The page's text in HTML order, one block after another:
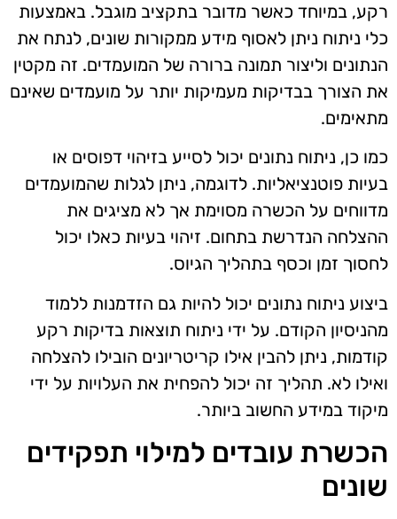
רקע, במיוחד כאשר מדובר בתקציב מוגבל. באמצעות
כלי ניתוח ניתן לאסוף מידע ממקורות שונים, לנתח את
הנתונים וליצור תמונה ברורה של המועמדים. זה מקטין
את הצורך בבדיקות מעמיקות יותר על מועמדים שאינם
מתאימים.
כמו כן, ניתוח נתונים יכול לסייע בזיהוי דפוסים או
בעיות פוטנציאליות. לדוגמה, ניתן לגלות שהמועמדים
מדווחים על הכשרה מסוימת אך לא מציגים את
ההצלחה הנדרשת בתחום. זיהוי בעיות כאלו יכול
לחסוך זמן וכסף בתהליך הגיוס.
ביצוע ניתוח נתונים יכול להיות גם הזדמנות ללמוד
מהניסיון הקודם. על ידי ניתוח תוצאות בדיקות רקע
קודמות, ניתן להבין אילו קריטריונים הובילו להצלחה
ואילו לא. תהליך זה יכול להפחית את העלויות על ידי
מיקוד במידע החשוב ביותר.
הכשרת עובדים למילוי תפקידים
שונים